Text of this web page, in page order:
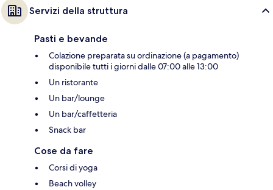
Servizi della struttura
Pasti e bevande
Colazione preparata su ordinazione (a pagamento)
disponibile tutti i giorni dalle 07:00 alle 13:00
Un ristorante
Un bar/lounge
Un bar/caffetteria
Snack bar
Cose da fare
Corsi di yoga
Beach volley